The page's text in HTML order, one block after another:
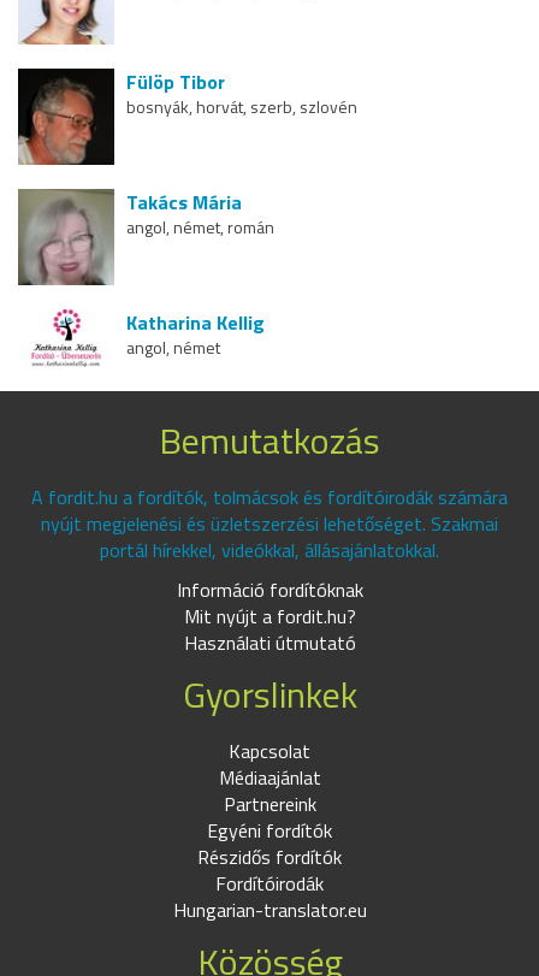
Fülöp Tibor
bosnyák, horvát, szerb, szlovén
Takács Mária
angol, német, román
Katharina Kellig
angol, német
Bemutatkozás
A fordit.hu a fordítók, tolmácsok és fordítóirodák számára
nyújt megjelenési és üzletszerzési lehetőséget. Szakmai
portál hírekkel, videókkal, állásajánlatokkal.
Információ fordítóknak
Mit nyújt a fordit.hu?
Használati útmutató
Gyorslinkek
Kapcsolat
Médiaajánlat
Partnereink
Egyéni fordítók
Részidős fordítók
Fordítóirodák
Hungarian-translator.eu
Közösség